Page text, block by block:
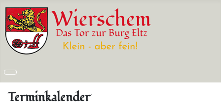
Terminkalender